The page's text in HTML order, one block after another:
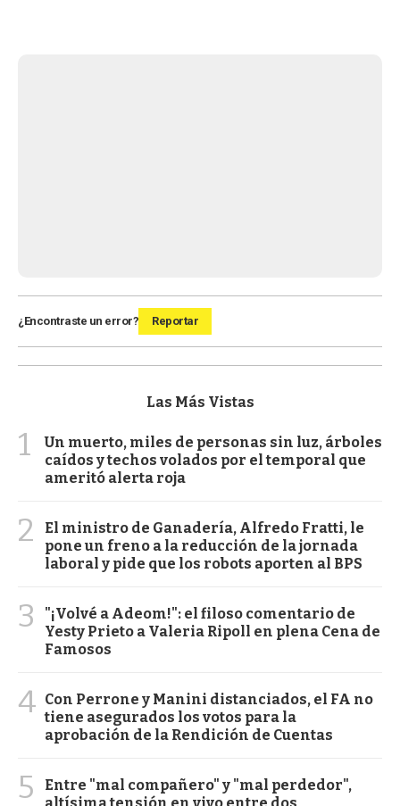
¿Encontraste un error? Reportar
Las Más Vistas
1
Un muerto, miles de personas sin luz, árboles
caídos y techos volados por el temporal que
ameritó alerta roja
2
El ministro de Ganadería, Alfredo Fratti, le
pone un freno a la reducción de la jornada
laboral y pide que los robots aporten al BPS
3
"¡Volvé a Adeom!": el filoso comentario de
Yesty Prieto a Valeria Ripoll en plena Cena de
Famosos
4 Con Perrone y Manini distanciados, el FA no
tiene asegurados los votos para la
aprobación de la Rendición de Cuentas
5
Entre "mal compañero" y "mal perdedor",
altísima tensión en vivo entre dos